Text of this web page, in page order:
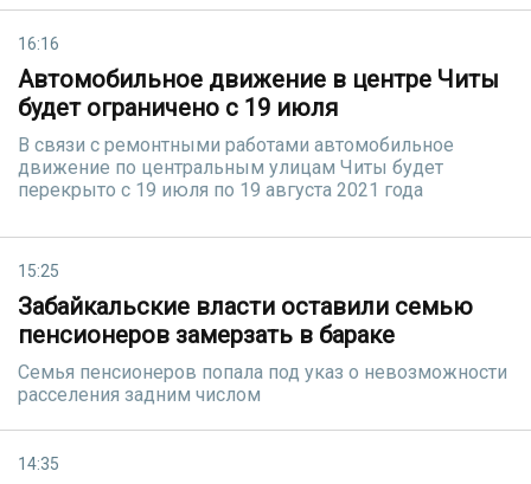
16:16
Автомобильное движение в центре Читы
будет ограничено с 19 июля
В связи с ремонтными работами автомобильное
движение по центральным улицам Читы будет
перекрыто с 19 июля по 19 августа 2021 года
15:25
Забайкальские власти оставили семью
пенсионеров замерзать в бараке
Семья пенсионеров попала под указ о невозможности
расселения задним числом
14:35